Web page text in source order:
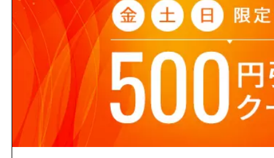
【ご注意ください】 商品名や
ト数が入っていない場合、単
注文の際の合計金額は発注単
でご注意下さい。